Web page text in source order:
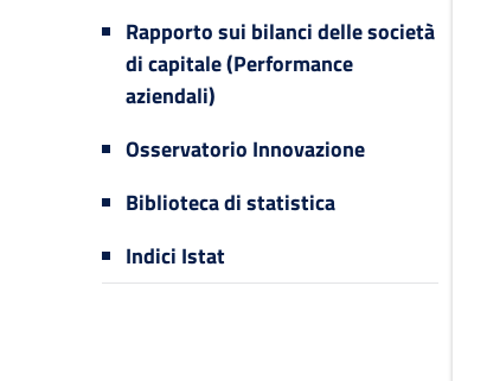
Rapporto sui bilanci delle società
di capitale (Performance
aziendali)
Osservatorio Innovazione
Biblioteca di statistica
Indici Istat